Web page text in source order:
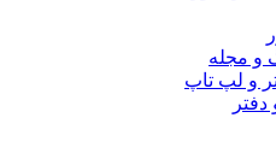
و مجله
و لپ تاپ